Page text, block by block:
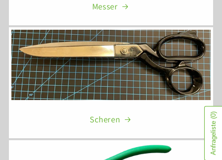
Messer
Scheren Anfrageliste
(0)